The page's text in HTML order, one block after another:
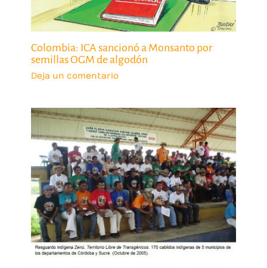
Colombia: ICA sancionó a Monsanto por
semillas OGM de algodón
Deja un comentario